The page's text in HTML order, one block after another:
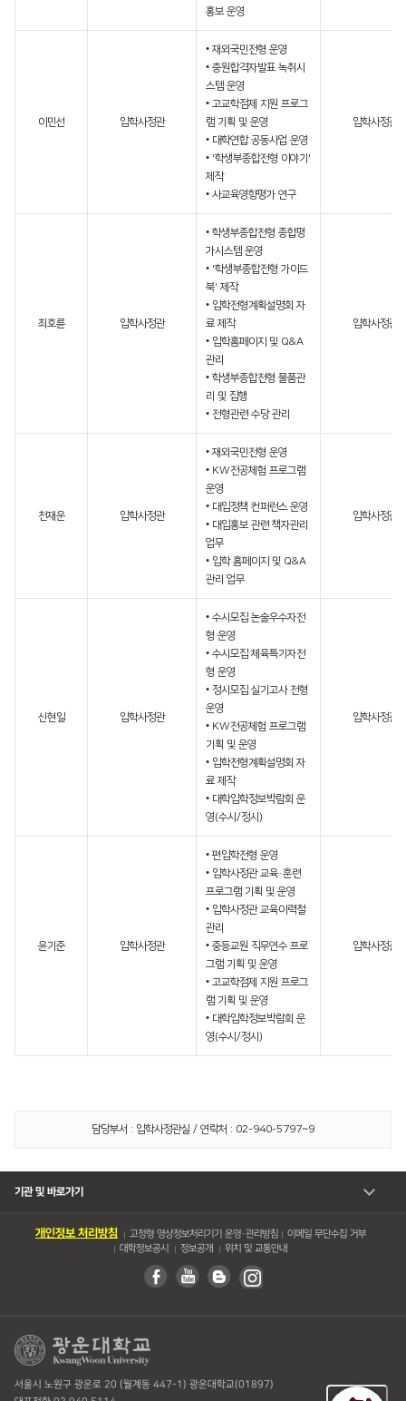
홍보 운영
이민선 입학사정관
• 재외국민전형 운영
• 충원합격자발표 녹취시
스템 운영
• 고교학점제 지원 프로그
램 기획 및 운영
• 대학연합 공동사업 운영
• '학생부종합전형 이야기'
제작
• 사교육영향평가 연구
입학사정관실
최호륜 입학사정관
• 학생부종합전형 종합평
가시스템 운영
• '학생부종합전형 가이드
북' 제작
• 입학전형계획설명회 자
료 제작
• 입학홈페이지 및 Q&A
관리
• 학생부종합전형 물품관
리 및 집행
• 전형관련 수당 관리
입학사정관실
천재운 입학사정관
• 재외국민전형 운영
• KW전공체험 프로그램
운영
• 대입정책 컨퍼런스 운영
• 대입홍보 관련 책자관리
업무
• 입학 홈페이지 및 Q&A
관리 업무
입학사정관실
신현일 입학사정관
• 수시모집 논술우수자전
형 운영
• 수시모집 체육특기자전
형 운영
• 정시모집 실기고사 전형
운영
• KW전공체험 프로그램
기획 및 운영
• 입학전형계획설명회 자
료 제작
• 대학입학정보박람회 운
영(수시/정시)
입학사정관실
윤기준 입학사정관
• 편입학전형 운영
• 입학사정관 교육·훈련
프로그램 기획 및 운영
• 입학사정관 교육이력철
관리
• 중등교원 직무연수 프로
그램 기획 및 운영
• 고교학점제 지원 프로그
램 기획 및 운영
• 대학입학정보박람회 운
영(수시/정시)
입학사정관실
담당부서 : 입학사정관실 / 연락처 : 02-940-5797~9
기관 및 바로가기
개인정보 처리방침 고정형 영상정보처리기기 운영・관리방침
이메일 무단수집 거부
대학정보공시
정보공개 위치 및 교통안내
서울시 노원구 광운로 20 (월계동 447-1) 광운대학교(01897)